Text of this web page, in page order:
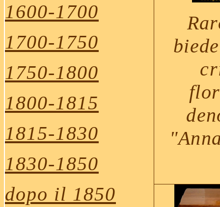
1600-1700
1700-1750
1750-1800
1800-1815
1815-1830
1830-1850
dopo il 1850